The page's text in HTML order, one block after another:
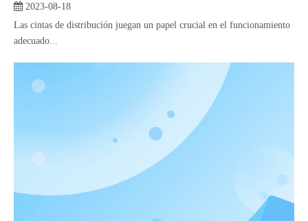
2023-08-18
Las cintas de distribución juegan un papel crucial en el funcionamiento
adecuado...